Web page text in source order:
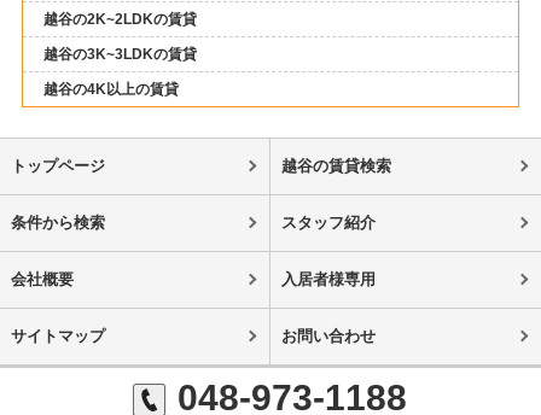
越谷の2K~2LDKの賃貸
越谷の3K~3LDKの賃貸
越谷の4K以上の賃貸
トップページ 越谷の賃貸検索
条件から検索 スタッフ紹介
会社概要 入居者様専用
サイトマップ お問い合わせ
048-973-1188